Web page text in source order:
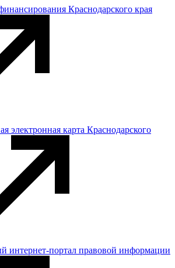
Краснодарского края
электронная карта Краснодарского
интернет-портал правовой информации